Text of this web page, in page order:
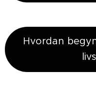
Hvordan